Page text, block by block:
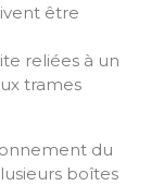
être
reliées à un
trames
du
boîtes